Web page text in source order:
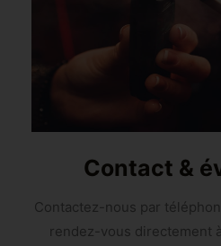
Contact &
Contactez-nous par
rendez-vous directement